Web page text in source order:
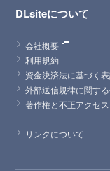
DLsiteについて
会社概要
利用規約
資金決済法に基づく
外部送信規律に関す
著作権と不正アクセス
リンクについて